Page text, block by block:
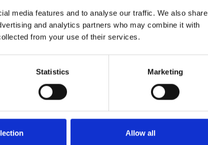
media features and to analyse our traffic. We also share
and analytics partners who may combine it with
from your use of their services.
Statistics Marketing
Allow all
Bereken het...